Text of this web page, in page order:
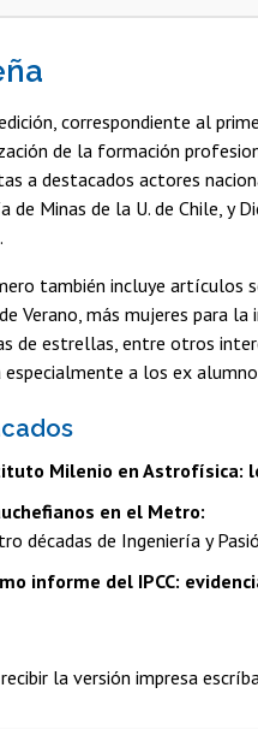
correspondiente al
de la formación
a destacados actores
de Minas de la U. de Chile, y
también incluye artículos
Verano, más mujeres para
de estrellas, entre otros
especialmente a los ex
Milenio en Astrofísica:
en el Metro:
décadas de Ingeniería y
informe del IPCC:
la versión impresa